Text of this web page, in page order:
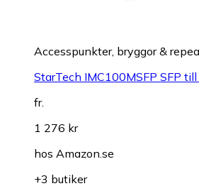
Accesspunkter, bryggor &
StarTech IMC100MSFP SFP
fr.
1 276 kr
hos Amazon.se
+3 butiker